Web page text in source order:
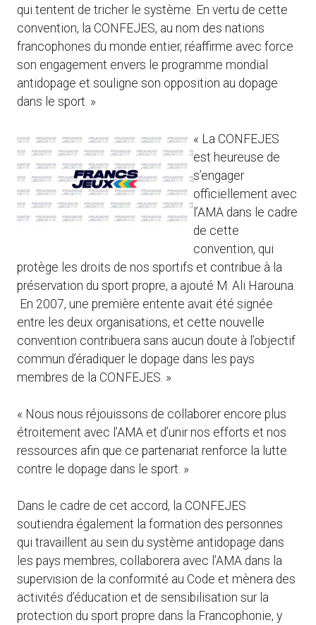
qui tentent de tricher le système. En vertu de cette
convention, la CONFEJES, au nom des nations
francophones du monde entier, réaffirme avec force
son engagement envers le programme mondial
antidopage et souligne son opposition au dopage
dans le sport. »
« La CONFEJES
est heureuse de
s’engager
officiellement avec
l’AMA dans le cadre
de cette
convention, qui
protège les droits de nos sportifs et contribue à la
préservation du sport propre, a ajouté M. Ali Harouna.
En 2007, une première entente avait été signée
entre les deux organisations, et cette nouvelle
convention contribuera sans aucun doute à l’objectif
commun d’éradiquer le dopage dans les pays
membres de la CONFEJES. »
« Nous nous réjouissons de collaborer encore plus
étroitement avec l’AMA et d’unir nos efforts et nos
ressources afin que ce partenariat renforce la lutte
contre le dopage dans le sport. »
Dans le cadre de cet accord, la CONFEJES
soutiendra également la formation des personnes
qui travaillent au sein du système antidopage dans
les pays membres, collaborera avec l’AMA dans la
supervision de la conformité au Code et mènera des
activités d’éducation et de sensibilisation sur la
protection du sport propre dans la Francophonie, y